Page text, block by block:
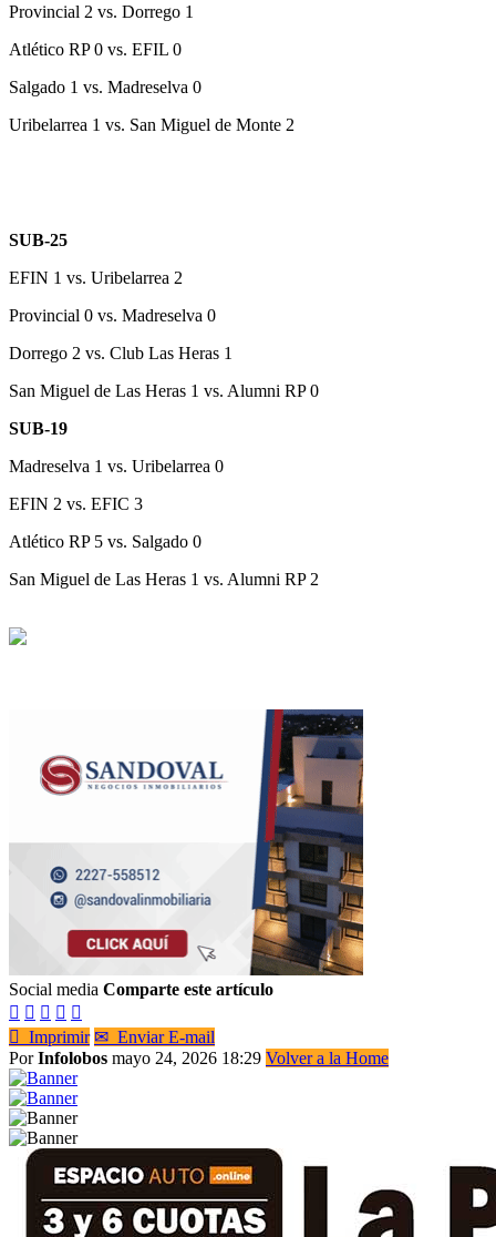
Provincial 2 vs. Dorrego 1
Atlético RP 0 vs. EFIL 0
Salgado 1 vs. Madreselva 0
Uribelarrea 1 vs. San Miguel de Monte 2
SUB-25
EFIN 1 vs. Uribelarrea 2
Provincial 0 vs. Madreselva 0
Dorrego 2 vs. Club Las Heras 1
San Miguel de Las Heras 1 vs. Alumni RP 0
SUB-19
Madreselva 1 vs. Uribelarrea 0
EFIN 2 vs. EFIC 3
Atlético RP 5 vs. Salgado 0
San Miguel de Las Heras 1 vs. Alumni RP 2
Social media Comparte este artículo
    
 Imprimir ✉ Enviar E-mail
PorInfolobos mayo 24, 2026 18:29 Volver a la Home